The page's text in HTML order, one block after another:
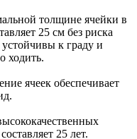
толщине ячейки в
25 см без риска
к граду и
ходить.
ячеек обеспечивает
25 лет.